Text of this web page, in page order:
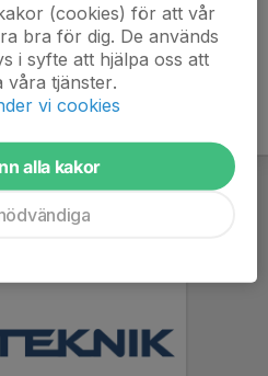
(cookies) för att vår
bra för dig. De används
i syfte att hjälpa oss att
våra tjänster.
vi cookies
alla kakor